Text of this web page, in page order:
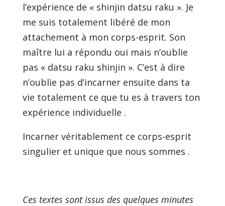
l’expérience de « shinjin datsu raku ». Je
me suis totalement libéré de mon
attachement à mon corps-esprit. Son
maître lui a répondu oui mais n’oublie
pas « datsu raku shinjin ». C’est à dire
n’oublie pas d’incarner ensuite dans ta
vie totalement ce que tu es à travers ton
expérience individuelle .
Incarner véritablement ce corps-esprit
singulier et unique que nous sommes .
Ces textes sont issus des quelques minutes